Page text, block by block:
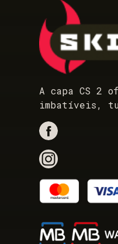
A capa CS 2
imbatíveis,